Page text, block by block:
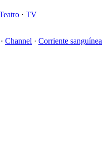
· TV
· Channel · Corriente sanguínea